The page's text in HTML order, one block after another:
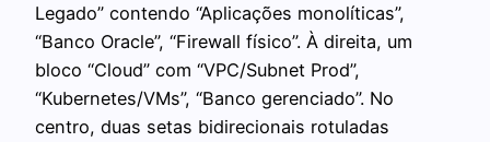
Legado” contendo “Aplicações monolíticas”,
“Banco Oracle”, “Firewall físico”. À direita, um
bloco “Cloud” com “VPC/Subnet Prod”,
“Kubernetes/VMs”, “Banco gerenciado”. No
centro, duas setas bidirecionais rotuladas